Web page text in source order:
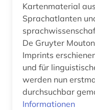
südasien (1)
terminologie (1)
text corpora (1)
thesaurus (1)
tonaufnahme (1)
Kartenmaterial
Sprachatlanten
De Gruyter
Imprints
und für
werden nun
durchsuchbar
Informationen